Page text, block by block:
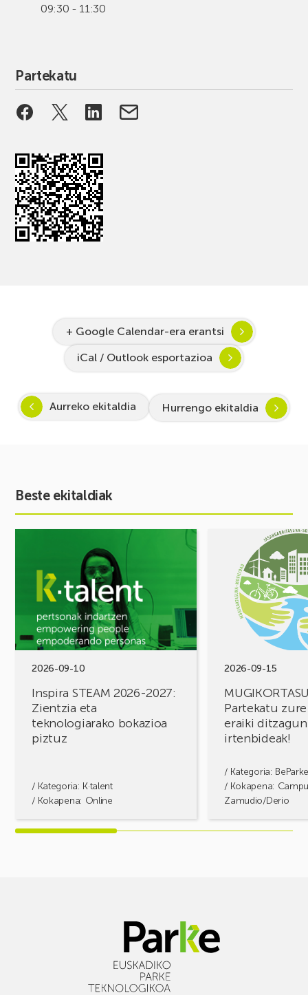
09:30 - 11:30
Partekatu
+ Google Calendar-era erantsi
iCal / Outlook esportazioa
Aurreko ekitaldia Hurrengo ekitaldia
Beste ekitaldiak
2026-09-10
Inspira STEAM 2026-2027:
Zientzia eta
teknologiarako bokazioa
piztuz
/ Kategoria: K·talent
/ Kokapena: Online
STEAM
Zientzia
eta
teknologiarako
bokazioa
2026-09-15
Partekatu
eraiki ditzagun
irtenbideak!
/ Kategoria:
/ Kokapena:
Zamudio/Derio
MUGIKORTASUN
FOROA
Partekatu
erronkak,
irtenbideak!